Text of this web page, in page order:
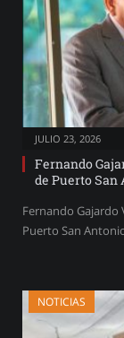
JULIO 23, 2026
Fernando
de Puerto San
Fernando Gajardo
Puerto San
NOTICIAS